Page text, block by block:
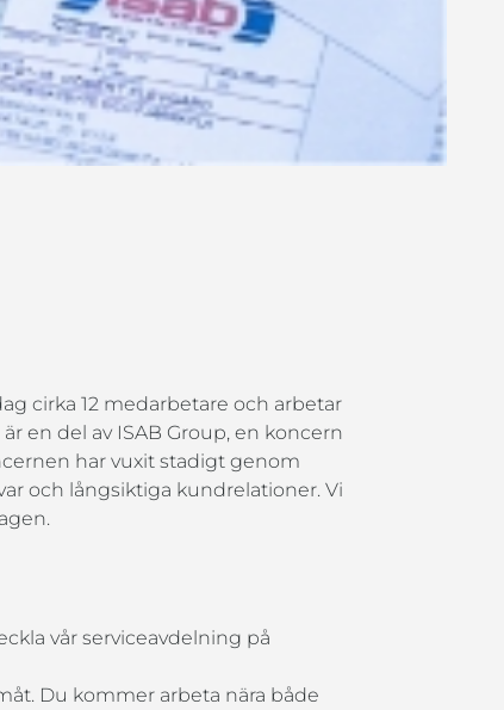
cirka 12 medarbetare och arbetar
en del av ISAB Group, en koncern
har vuxit stadigt genom
och långsiktiga kundrelationer. Vi
vår serviceavdelning på
Du kommer arbeta nära både